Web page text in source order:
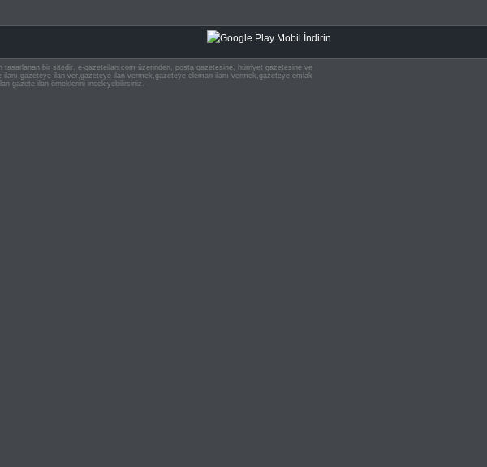
bir sitedir. e-gazeteilan.com üzerinden, posta gazetesine, hürriyet gazetesine ve
ilan ver,gazeteye ilan vermek,gazeteye eleman ilanı vermek,gazeteye emlak
gazete ilan örneklerini inceleyebilirsiniz.